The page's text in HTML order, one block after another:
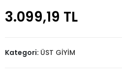
3.099,19 TL
Kategori: ÜST GİYİM